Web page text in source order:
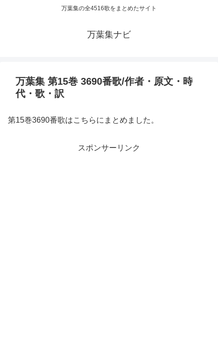
万葉集の全4516歌をまとめたサイト
万葉集ナビ
万葉集 第15巻 3690番歌/作者・原文・時
代・歌・訳
第15巻3690番歌はこちらにまとめました。
スポンサーリンク